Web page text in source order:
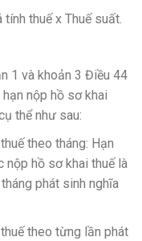
tính thuế x Thuế suất.
1 và khoản 3 Điều 44
nộp hồ sơ khai
thể như sau:
theo tháng: Hạn
nộp hồ sơ khai thuế là
phát sinh nghĩa
theo từng lần phát